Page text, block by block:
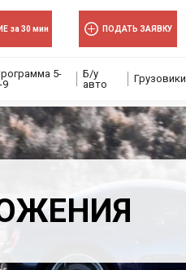
за 30 мин ПОДАТЬ ЗАЯВКУ
5-
9
Б/у
авто
Грузовики